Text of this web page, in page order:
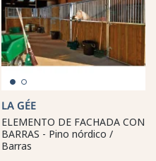
LA GÉE
ELEMENTO DE FACHADA CON
BARRAS - Pino nórdico /
Barras